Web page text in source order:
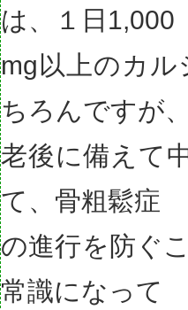
は、１日1,000
mg以上のカ
ちろんですが、
老後に備えて
て、骨粗鬆症
の進行を防ぐ
常識になって